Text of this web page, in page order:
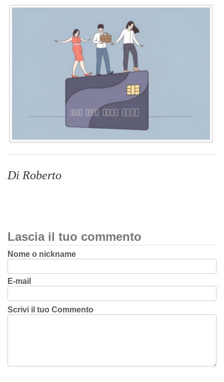
Di Roberto
Lascia il tuo commento
Nome o nickname
E-mail
Scrivi il tuo Commento